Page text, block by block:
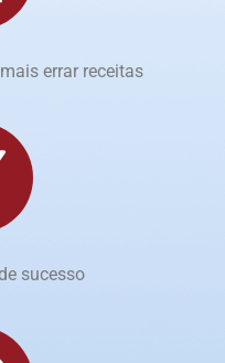
errar receitas
sucesso